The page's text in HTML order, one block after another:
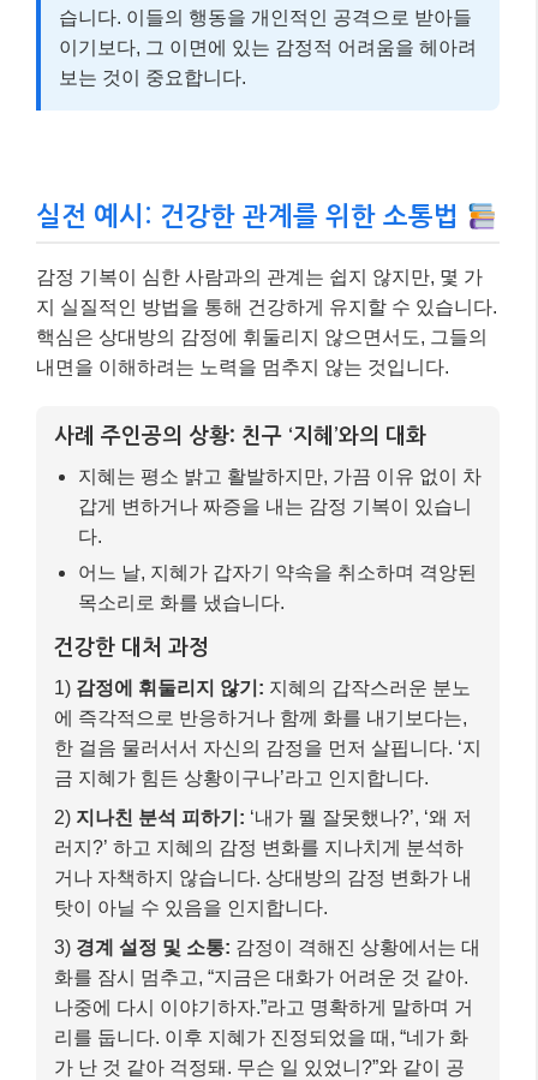
습니다. 이들의 행동을 개인적인 공격으로 받아들
이기보다, 그 이면에 있는 감정적 어려움을 헤아려
보는 것이 중요합니다.
실전 예시: 건강한 관계를 위한 소통법
감정 기복이 심한 사람과의 관계는 쉽지 않지만, 몇 가
지 실질적인 방법을 통해 건강하게 유지할 수 있습니다.
핵심은 상대방의 감정에 휘둘리지 않으면서도, 그들의
내면을 이해하려는 노력을 멈추지 않는 것입니다.
사례 주인공의 상황: 친구 ‘지혜’와의 대화
지혜는 평소 밝고 활발하지만, 가끔 이유 없이 차
갑게 변하거나 짜증을 내는 감정 기복이 있습니
다.
어느 날, 지혜가 갑자기 약속을 취소하며 격앙된
목소리로 화를 냈습니다.
건강한 대처 과정
1) 감정에 휘둘리지 않기: 지혜의 갑작스러운 분노
에 즉각적으로 반응하거나 함께 화를 내기보다는,
한 걸음 물러서서 자신의 감정을 먼저 살핍니다. ‘지
금 지혜가 힘든 상황이구나’라고 인지합니다.
2) 지나친 분석 피하기: ‘내가 뭘 잘못했나?’, ‘왜 저
러지?’ 하고 지혜의 감정 변화를 지나치게 분석하
거나 자책하지 않습니다. 상대방의 감정 변화가 내
탓이 아닐 수 있음을 인지합니다.
3) 경계 설정 및 소통: 감정이 격해진 상황에서는 대
화를 잠시 멈추고, “지금은 대화가 어려운 것 같아.
나중에 다시 이야기하자.”라고 명확하게 말하며 거
리를 둡니다. 이후 지혜가 진정되었을 때, “네가 화
가 난 것 같아 걱정돼. 무슨 일 있었니?”와 같이 공